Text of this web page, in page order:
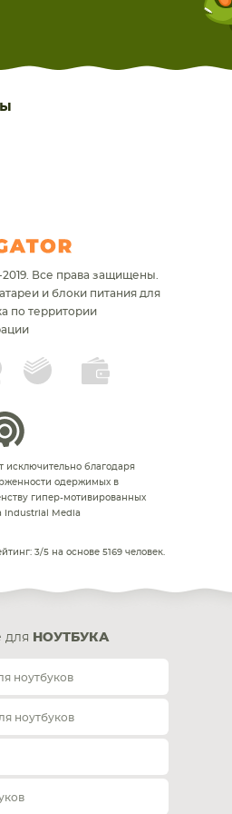
Все права защищены.
и блоки питания для
по территории
исключительно благодаря
одержимых в
гипер-мотивированных
Industrial Media
3/5 на основе 5169 человек.
для НОУТБУКА
ноутбуков
ноутбуков